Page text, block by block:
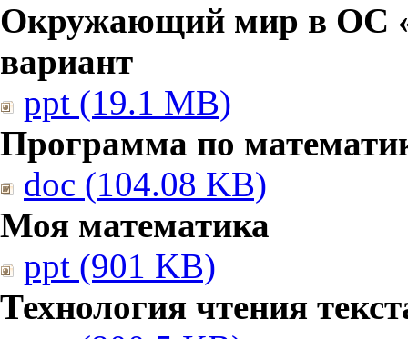
Окружающий мир в ОС
вариант
ppt (19.1 MB)
Программа по
doc (104.08 KB)
Моя математика
ppt (901 KB)
Технология чтения